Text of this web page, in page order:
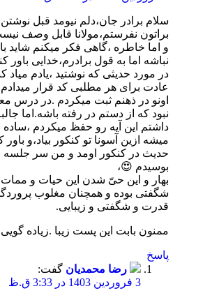
سلام برادر جان،دلم نیومد قبل نوشتن
براتون نفرستم،مولانا قابل وصف
و اما خاطره ،گاهی فکر میکنم شاید
نباشه اما به قول برادرم،خدایی باور
در مورد حدیثی که نوشتید ،یادم میاد
عادت برای هر مطلبی کد قرار میدادم
اونو در ذهنم ثبت میکردم .در درس
نبود که از دستم در رفته باشه.اما
داشتم این آیه رو حفظ میکردم ،ساده
میشه ازین آسونا تو کنکور بیاد،و باور
حدیث در کنکور اومد و من سر جلسه
بوسیدم 😍،
بهار و این حیّ شدن این حیات و ممات
شگفتی بوده و همچنان مغلوب
قدرت و شگفتی و زیبایی.
ممنون بابت این پست زیبا .زیاده
پاسخ
رضا محمدیان گفت:
3 فروردین 1403 در 3:33 ق.ظ